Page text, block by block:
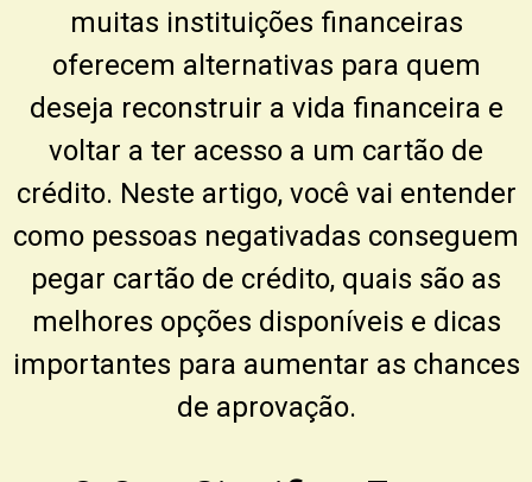
muitas instituições financeiras
oferecem alternativas para quem
deseja reconstruir a vida financeira e
voltar a ter acesso a um cartão de
crédito. Neste artigo, você vai entender
como pessoas negativadas conseguem
pegar cartão de crédito, quais são as
melhores opções disponíveis e dicas
importantes para aumentar as chances
de aprovação.